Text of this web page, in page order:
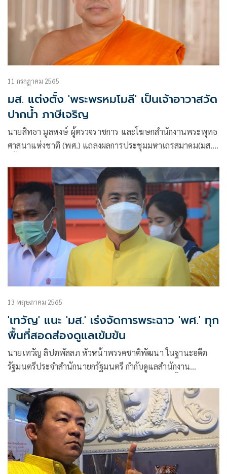
11 กรกฎาคม 2565
มส. แต่งตั้ง 'พระพรหมโมลี' เป็นเจ้าอาวาสวัด
ปากน้ำ ภาษีเจริญ
นายสิทธา มูลหงษ์ ผู้ตรวจราชการ และโฆษกสำนักงานพระพุทธ
ศาสนาแห่งชาติ (พศ.) แถลงผลการประชุมมหาเถรสมาคม(มส.)
มงคลมุนี (ธงชัย ธัมมธโช) ผู้ช่วยเจ้าอาวาสวัดไตรมิตรวิทยาราม
13 พฤษภาคม 2565
'เทวัญ' แนะ 'มส.' เร่งจัดการพระฉาว 'พศ.' ทุก
พื้นที่สอดส่องดูแลเข้มข้น
นายเทวัญ ลิปตพัลลภ หัวหน้าพรรคชาติพัฒนา ในฐานะอดีต
รัฐมนตรีประจำสำนักนายกรัฐมนตรี กำกับดูแลสำนักงาน
เหตุการณ์ที่มัวหมองเกี่ยวกับพระสงฆ์